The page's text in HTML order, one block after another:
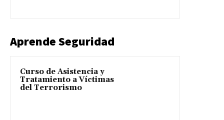
Aprende Seguridad
Curso de Asistencia y
Tratamiento a Víctimas
del Terrorismo